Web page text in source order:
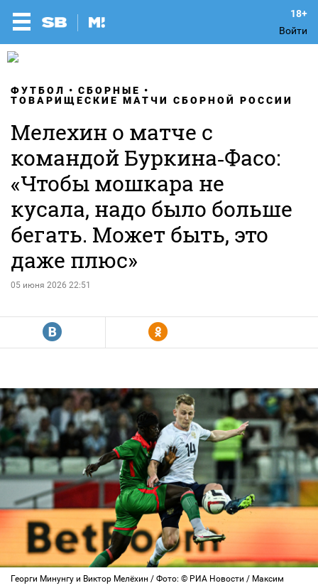
Войти
ФУТБОЛ
СБОРНЫЕ
ТОВАРИЩЕСКИЕ МАТЧИ СБОРНОЙ РОССИИ
Мелехин о матче с
командой Буркина‑Фасо:
«Чтобы мошкара не
кусала, надо было больше
бегать. Может быть, это
даже плюс»
05 июня 2026 22:51
R Y
Георги Минунгу и Виктор Мелёхин / Фото: © РИА Новости / Максим